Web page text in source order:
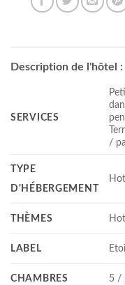
Description de l'hôtel :
SERVICES
/
TYPE
D'HÉBERGEMENT
THÈMES
LABEL
CHAMBRES 5 /